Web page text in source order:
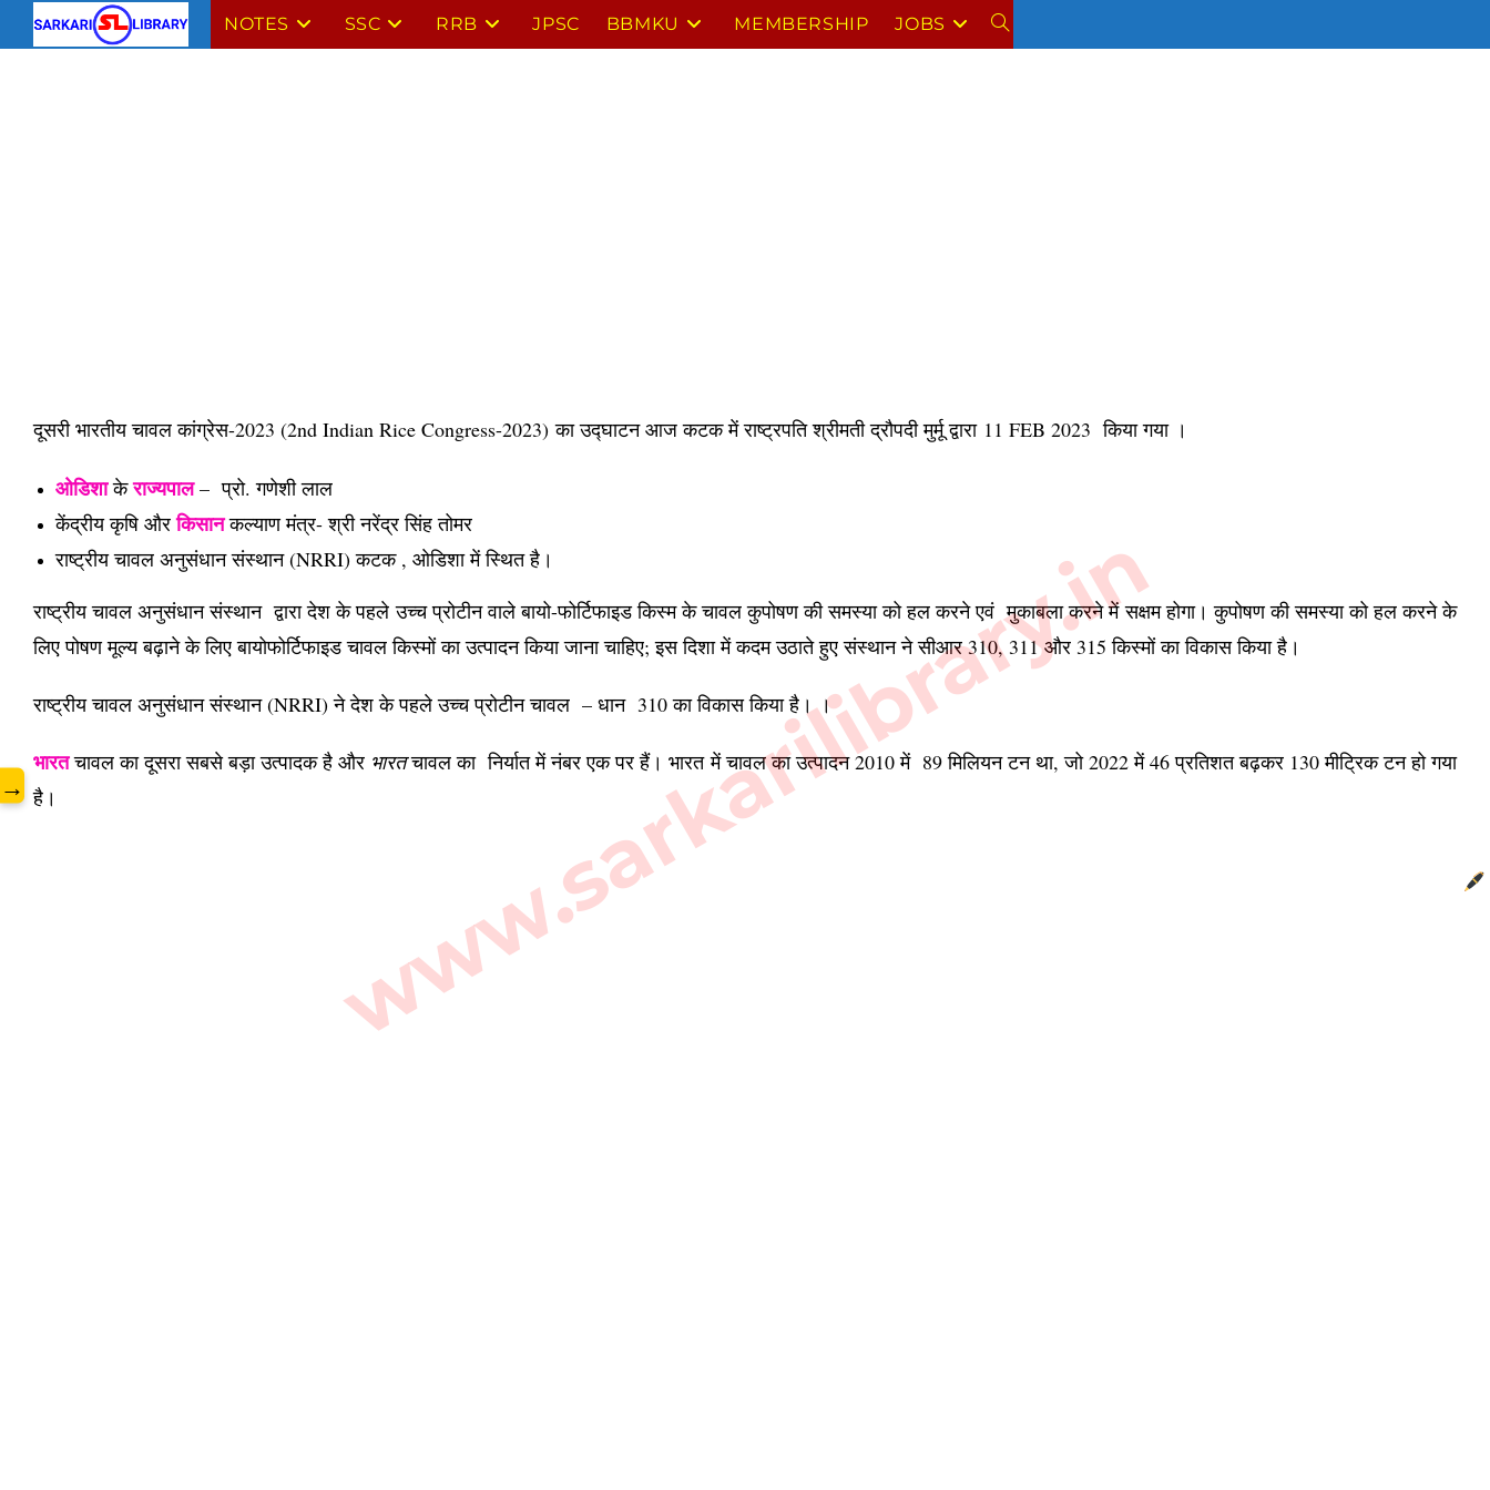
NOTES SSC RRB JPSC BBMKU MEMBERSHIP JOBS TOGGLE
दूसरी भारतीय चावल कांग्रेस-2023 (2nd Indian Rice Congress-2023) का उद्घाटन आज कटक में राष्ट्रपति श्रीमती द्रौपदी मुर्मू द्वारा 11 FEB 2023 किया गया ।
ओडिशाकेराज्यपाल– प्रो. गणेशी लाल
केंद्रीय कृषि औरकिसानकल्याण मंत्र- श्री नरेंद्र सिंह तोमर
राष्ट्रीय चावल अनुसंधान संस्थान (NRRI) कटक , ओडिशा में स्थित है।
राष्ट्रीय चावल अनुसंधान संस्थान द्वारा देश के पहले उच्च प्रोटीन वाले बायो-फोर्टिफाइड किस्म के चावल कुपोषण की समस्या को हल करने एवं मुकाबला करने में सक्षम होगा। कुपोषण की समस्या को हल करने के
लिए पोषण मूल्य बढ़ाने के लिए बायोफोर्टिफाइड चावल किस्मों का उत्पादन किया जाना चाहिए; इस दिशा में कदम उठाते हुए संस्थान ने सीआर 310, 311 और 315 किस्मों का विकास किया है।
राष्ट्रीय चावल अनुसंधान संस्थान (NRRI) ने देश के पहले उच्च प्रोटीन चावल – धान 310 का विकास किया है। ।
भारतचावल का दूसरा सबसे बड़ा उत्पादक है और भारतचावल का निर्यात में नंबर एक पर हैं। भारत में चावल का उत्पादन 2010 में 89 मिलियन टन था, जो 2022 में 46 प्रतिशत बढ़कर 130 मीट्रिक टन हो गया
है।
www.sarkarilibrary.in
→